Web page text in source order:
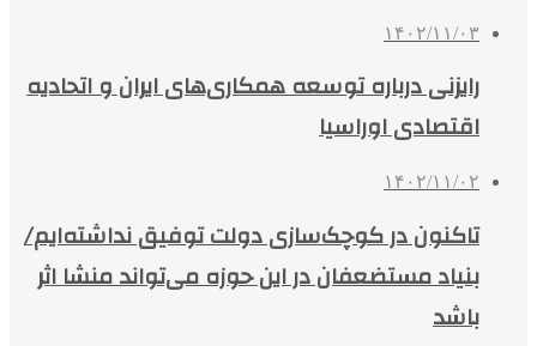
۱۴۰۲/۱۱/۰۳
رایزنی درباره توسعه همکاری‌های ایران و اتحادیه
اقتصادی اوراسیا
۱۴۰۲/۱۱/۰۲
تاکنون در کوچک‌سازی دولت توفیق نداشته‌ایم/
بنیاد مستضعفان در این حوزه می‌تواند منشا اثر
باشد